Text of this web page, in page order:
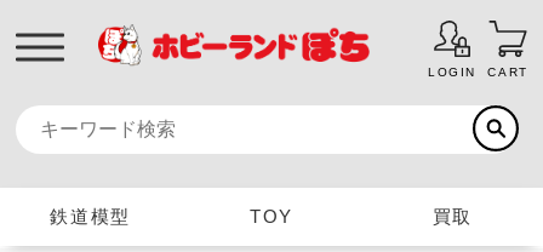
LOGIN CART
鉄道模型 TOY 買取